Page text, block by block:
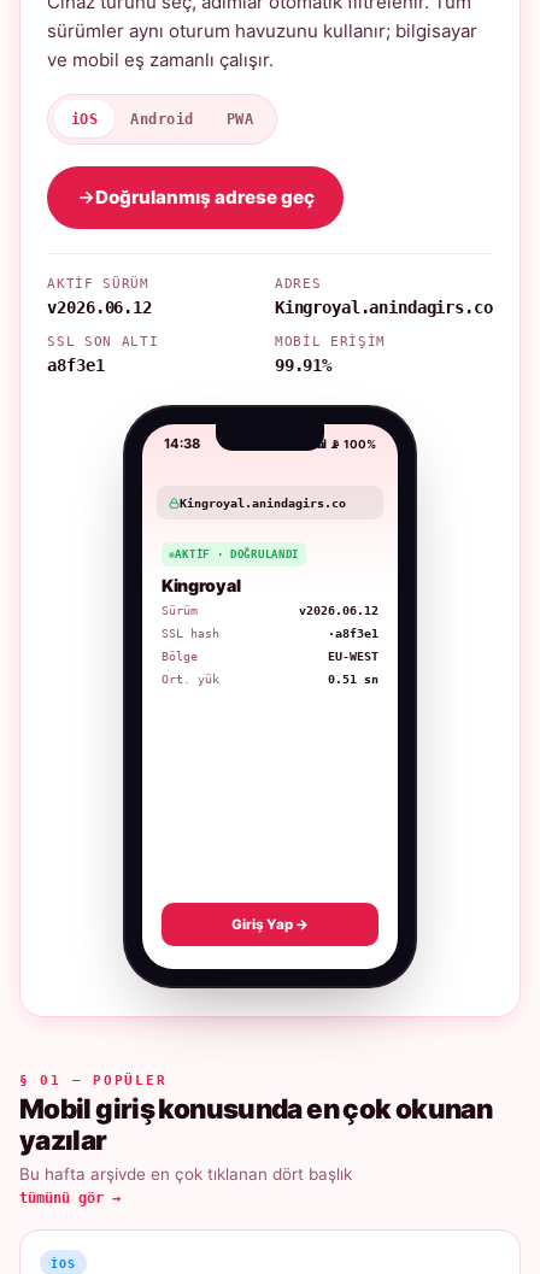
sürümler aynı oturum havuzunu kullanır; bilgisayar
ve mobil eş zamanlı çalışır.
iOS Android PWA
Doğrulanmış adrese geç
AKTIF SÜRÜM
v2026.06.12
ADRES
Kingroyal.anindagirs.co
SSL SON ALTI
a8f3e1
MOBIL ERIŞIM
99.91%
14:38 📶 📡 100%
Kingroyal.anindagirs.co
AKTIF · DOĞRULANDI
Kingroyal
Sürüm
v2026.06.12
SSL hash
·a8f3e1
Bölge
EU-WEST
Ort. yük
0.51 sn
Giriş Yap →
§ 01 — POPÜLER
Mobil giriş konusunda en çok okunan
yazılar
Bu hafta arşivde en çok tıklanan dört başlık
tümünü gör →
IOS